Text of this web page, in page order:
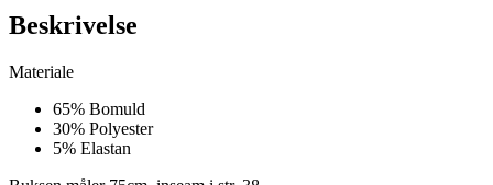
Beskrivelse
Materiale
65% Bomuld
30% Polyester
5% Elastan